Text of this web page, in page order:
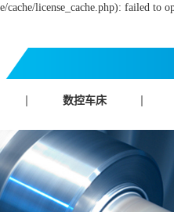
license_cache.php): failed
数控车床